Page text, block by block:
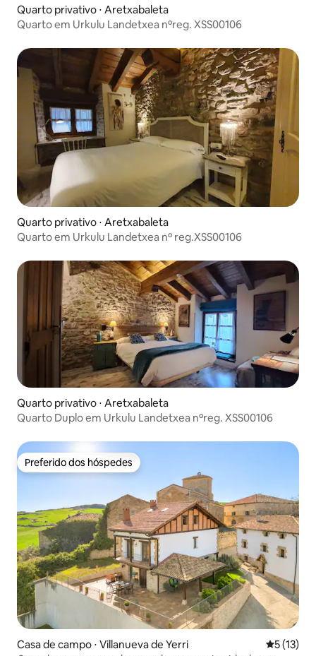
Quarto privativo ⋅ Aretxabaleta
Quarto em Urkulu Landetxea nºreg. XSS00106
Quarto privativo ⋅ Aretxabaleta
Quarto em Urkulu Landetxea nº reg.XSS00106
Quarto privativo ⋅ Aretxabaleta
Quarto Duplo em Urkulu Landetxea nºreg. XSS00106
Preferido dos hóspedes
Preferido dos hóspedes
Casa de campo ⋅ Villanueva de Yerri 5 de uma
5 (13)